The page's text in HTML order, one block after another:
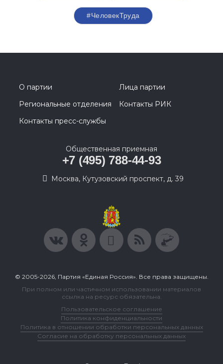
#ЧеловекТруда
О партии
Лица партии
Региональные отделения
Контакты РИК
Контакты пресс-службы
Общественная приемная
+7 (495) 788-44-93
Москва, Кутузовский проспект, д. 39
© 2005-2026, Партия «Единая Россия». Все права защищены.
При полном или частичном использовании материалов
ссылка на ресурс обязательна.
Пользовательское соглашение
Политика конфиденциальности
Политика в отношении обработки персональных данных
Согласие на обработку персональных данных